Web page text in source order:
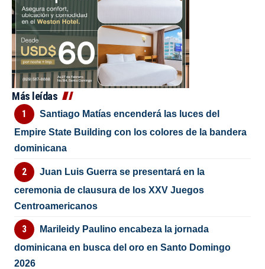
Más leídas
Santiago Matías encenderá las luces del
Empire State Building con los colores de la bandera
dominicana
Juan Luis Guerra se presentará en la
ceremonia de clausura de los XXV Juegos
Centroamericanos
Marileidy Paulino encabeza la jornada
dominicana en busca del oro en Santo Domingo
2026